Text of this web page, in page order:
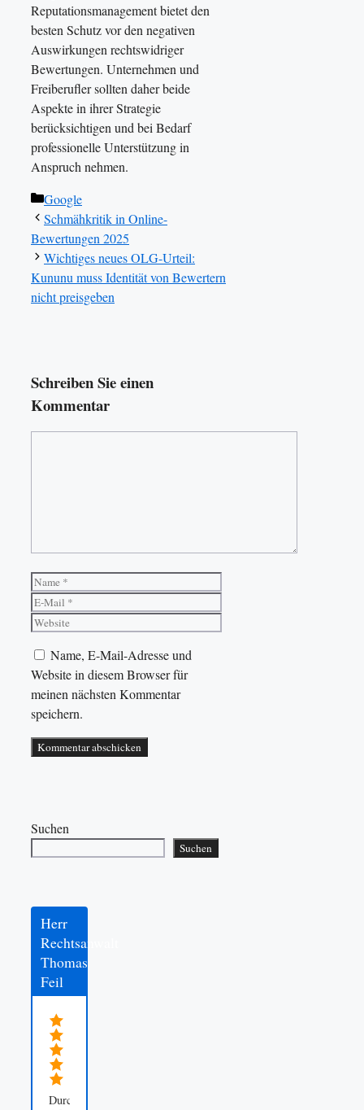
Reputationsmanagement bietet den
besten Schutz vor den negativen
Auswirkungen rechtswidriger
Bewertungen. Unternehmen und
Freiberufler sollten daher beide
Aspekte in ihrer Strategie
berücksichtigen und bei Bedarf
professionelle Unterstützung in
Anspruch nehmen.
Kategorien
Google
Schmähkritik in Online-
Bewertungen 2025
Wichtiges neues OLG-Urteil:
Kununu muss Identität von Bewertern
nicht preisgeben
Schreiben Sie einen
Kommentar
Name
Name, E-Mail-Adresse und
Website in diesem Browser für
meinen nächsten Kommentar
speichern.
Suchen
Suchen
Herr
Rechtsanwalt
Thomas
Feil
Durchschnittsbewertung